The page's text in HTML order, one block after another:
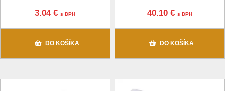
3.04 €s DPH
DO KOŠÍKA
40.10 €s DPH
DO KOŠÍKA